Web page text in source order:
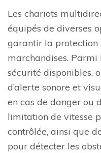
Les chariots
équipés de diverses
garantir la protection
marchandises.
sécurité disponibles,
d’alerte sonore et
en cas de danger ou
limitation de vitesse
contrôlée, ainsi que
pour détecter les